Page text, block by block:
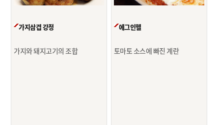
가지삼겹 강정
가지와 돼지고기의 조합
에그인헬
토마토 소스에 빠진 계란